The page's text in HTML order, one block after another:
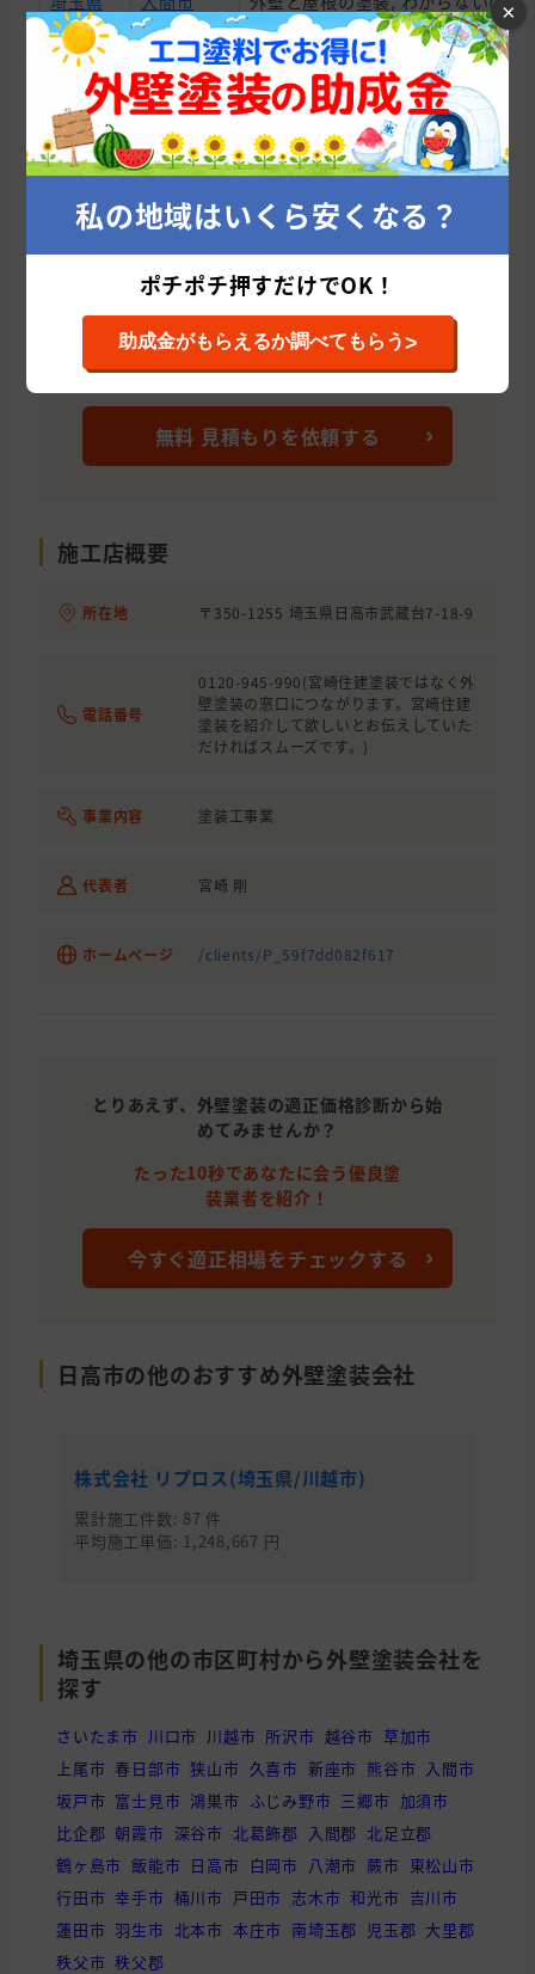
埼玉県
日高市
外壁の塗装
埼玉県
狭山市
外壁の塗装
群馬県
太田市
外壁と屋根の塗装
埼玉県
大里郡
わからないので相談したい
埼玉県
川越市
わからないので相談したい
富士見市
外壁の貼り替え(サイディング), 屋
埼玉県
飯能市
外壁の塗装, わからないので相談し
埼玉県
狭山市
外壁と屋根の塗装
埼玉県
坂戸市
外壁と屋根の塗装
埼玉県
外壁と屋根の塗装, 外壁の貼り替
埼玉県
鶴ヶ島市
外壁の塗装, わからないので相談し
埼玉県
外壁の塗装
東京都
青梅市
外壁と屋根の塗装
東京都
羽村市
わからないので相談したい
日高市
外壁と屋根の塗装
外壁の塗装
東村山市
外壁の塗装
埼玉県
飯能市
外壁の塗装
調布市
外壁と屋根の塗装
東京都
あきる野市
外壁の塗装
東京都
羽村市
外壁と屋根の塗装
埼玉県
東京都
墨田区
外壁の塗装, 屋根の塗装, 外壁の貼
東京都
北区
外壁と屋根の塗装
栃木県
足利市
外壁と屋根の塗装
埼玉県
入間市
外壁と屋根の塗装
埼玉県
所沢市
宮崎住建塗装はこれまでに累計72件の施工実
宮崎住建塗装の平均施工単価は
1,038,195円です。
無料 見積もりを依頼する
施工店概要
所在地 〒350-1255 埼玉県日高市武蔵台7-18-9
電話番号
0120-945-990(宮崎住建塗装ではなく外
壁塗装の窓口につながります。宮崎住建
塗装を紹介して欲しいとお伝えしていた
だければスムーズです。)
事業内容 塗装工事業
代表者 宮崎 剛
ホームページ /clients/P_59f7dd082f617
とりあえず、外壁塗装の適正価格診断から始
めてみませんか？
たった10秒であなたに会う優良塗
装業者を紹介！
今すぐ適正相場をチェックする
日高市の他のおすすめ外壁塗装会社
株式会社 リプロス(埼玉県/川越市)
累計施工件数: 87 件
平均施工単価: 1,248,667 円
埼玉県の他の市区町村から外壁塗装会社を
探す
さいたま市 川口市 川越市 所沢市 越谷市 草加市
上尾市 春日部市 狭山市 久喜市 新座市 熊谷市 入間市
坂戸市 富士見市 鴻巣市 ふじみ野市 三郷市 加須市
比企郡 朝霞市 深谷市 北葛飾郡 入間郡 北足立郡
鶴ヶ島市 飯能市 日高市 白岡市 八潮市 蕨市 東松山市
行田市 幸手市 桶川市 戸田市 志木市 和光市 吉川市
蓮田市 羽生市 北本市 本庄市 南埼玉郡 児玉郡 大里郡
秩父市 秩父郡
×
私の地域はいくら安くなる？
ポチポチ押すだけでOK！
助成金がもらえるか調べてもらう>